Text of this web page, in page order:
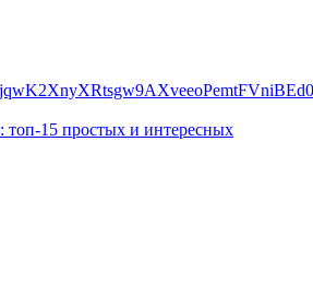
топ-15 простых и интересных